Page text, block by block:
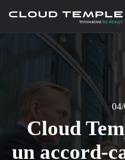
Cloud
un accord-